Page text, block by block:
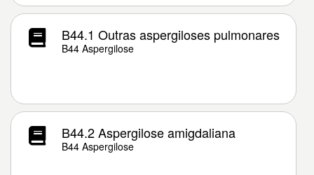
B44.1 Outras aspergiloses pulmonares
B44 Aspergilose
B44.2 Aspergilose amigdaliana
B44 Aspergilose